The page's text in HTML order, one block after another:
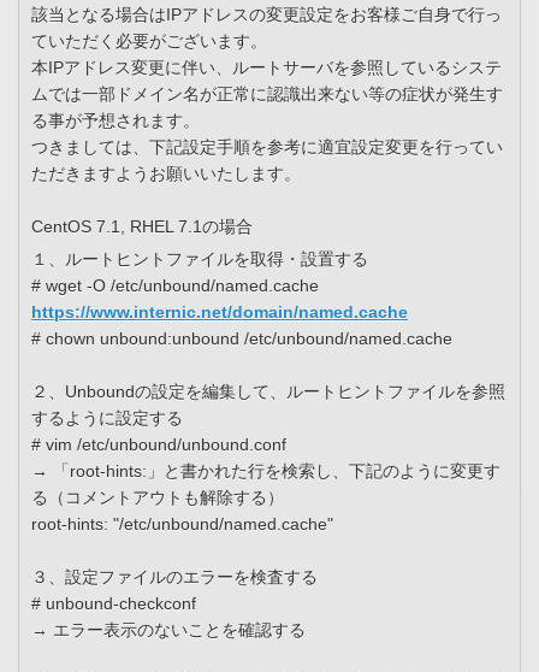
該当となる場合はIPアドレスの変更設定をお客様ご自身で行っ
ていただく必要がございます。
本IPアドレス変更に伴い、ルートサーバを参照しているシステ
ムでは一部ドメイン名が正常に認識出来ない等の症状が発生す
る事が予想されます。
つきましては、下記設定手順を参考に適宜設定変更を行ってい
ただきますようお願いいたします。
CentOS 7.1, RHEL 7.1の場合
１、ルートヒントファイルを取得・設置する
# wget -O /etc/unbound/named.cache
https://www.internic.net/domain/named.cache
# chown unbound:unbound /etc/unbound/named.cache
２、Unboundの設定を編集して、ルートヒントファイルを参照
するように設定する
# vim /etc/unbound/unbound.conf
→ 「root-hints:」と書かれた行を検索し、下記のように変更す
る（コメントアウトも解除する）
root-hints: "/etc/unbound/named.cache"
３、設定ファイルのエラーを検査する
# unbound-checkconf
→ エラー表示のないことを確認する